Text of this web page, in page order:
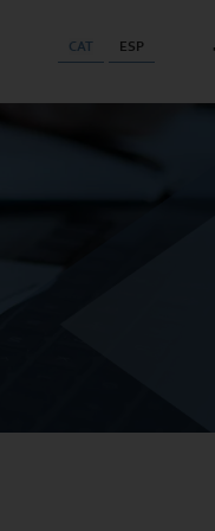
CAT ESP